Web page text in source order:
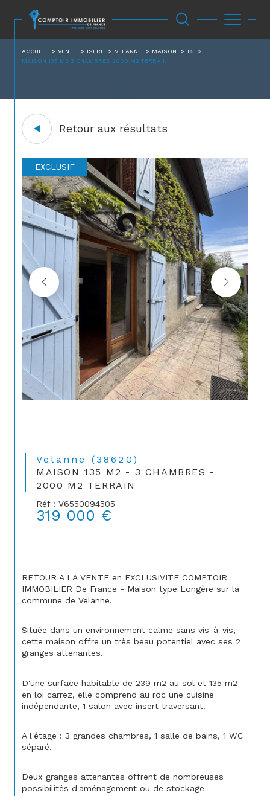
ACCUEIL VENTE ISERE VELANNE MAISON
T5
MAISON 135 M2 3 CHAMBRES 2000 M2 TERRAIN
Retour aux résultats
EXCLUSIF
Velanne (38620)
MAISON 135 M2 - 3 CHAMBRES -
2000 M2 TERRAIN
Réf : V6550094505
319 000 €
RETOUR A LA VENTE en EXCLUSIVITE COMPTOIR
IMMOBILIER De France - Maison type Longère sur la
commune de Velanne.
Située dans un environnement calme sans vis-à-vis,
cette maison offre un très beau potentiel avec ses 2
granges attenantes.
D'une surface habitable de 239 m2 au sol et 135 m2
en loi carrez, elle comprend au rdc une cuisine
indépendante, 1 salon avec insert traversant.
A l'étage : 3 grandes chambres, 1 salle de bains, 1 WC
séparé.
Deux granges attenantes offrent de nombreuses
possibilités d'aménagement ou de stockage